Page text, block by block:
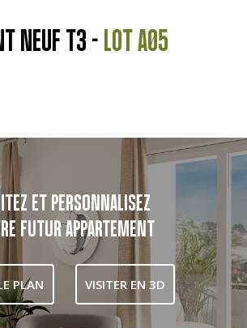
NEUF T3 - LOT A05
ET PERSONNALISEZ
FUTUR APPARTEMENT
PLAN VISITER EN 3D